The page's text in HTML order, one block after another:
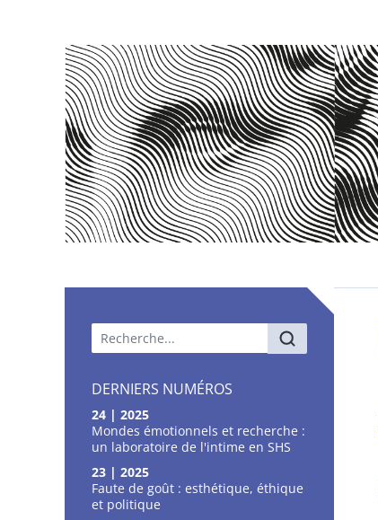
Menu principal
DERNIERS NUMÉROS
24 | 2025
Mondes émotionnels et recherche :
un laboratoire de l'intime en SHS
23 | 2025
Faute de goût : esthétique, éthique
et politique